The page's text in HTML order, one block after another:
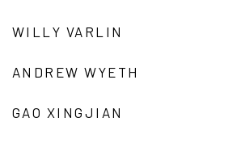
WILLY VARLIN
ANDREW WYETH
GAO XINGJIAN